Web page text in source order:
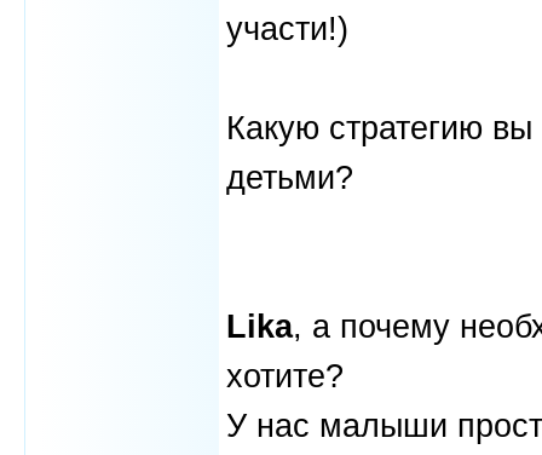
участи!)
Какую стратегию
детьми?
Lika, а почему
хотите?
У нас малыши